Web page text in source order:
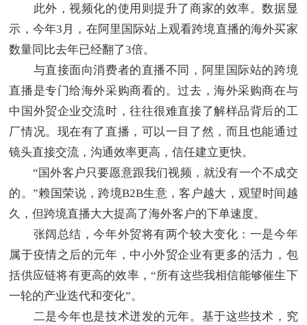
此外，视频化的使用则提升了商家的效率。数据显
示，今年3月，在阿里国际站上观看跨境直播的海外买家
数量同比去年已经翻了3倍。
与直接面向消费者的直播不同，阿里国际站的跨境
直播是专门给海外采购商看的。过去，海外采购商在与
中国外贸企业交流时，往往很难直接了解样品背后的工
厂情况。现在有了直播，可以一目了然，而且也能通过
镜头直接交流，沟通效率更高，信任建立更快。
“国外客户只要愿意跟我们视频，就没有一个不成交
的。”赖国荣说，跨境B2B生意，客户越大，观望时间越
久，但跨境直播大大提高了海外客户的下单速度。
张阔总结，今年外贸将有两个较大变化：一是今年
属于疫情之后的元年，中小外贸企业有更多的活力，包
括供应链将有更高的效率，“所有这些我相信能够催生下
一轮的产业迭代和变化”。
二是今年也是技术迸发的元年。基于这些技术，究